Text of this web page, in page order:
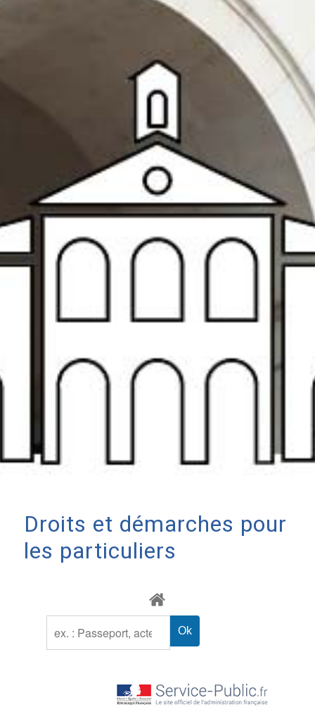
Droits et démarches pour
les particuliers